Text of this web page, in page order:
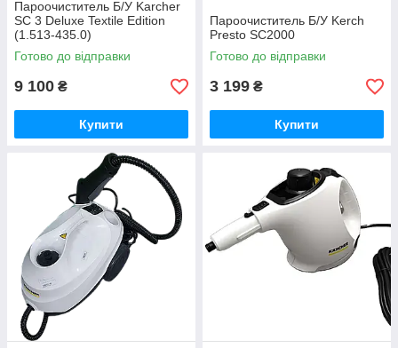
Пароочиститель Б/У Karcher
SC 3 Deluxe Textile Edition
(1.513-435.0)
Готово до відправки
9 100 ₴
Купити
Пароочиститель Б/У Kerch
Presto SC2000
Готово до відправки
3 199 ₴
Купити